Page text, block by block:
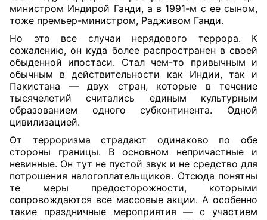
министром Индирой Ганди, а в 1991-м с ее сыном,
тоже премьер-министром, Радживом Ганди.
Но это все случаи нерядового террора. К
сожалению, он куда более распространен в своей
обыденной ипостаси. Стал чем-то привычным и
обычным в действительности как Индии, так и
Пакистана — двух стран, которые в течение
тысячелетий считались единым культурным
образованием одного субконтинента. Одной
цивилизацией.
От терроризма страдают одинаково по обе
стороны границы. В основном непричастные и
невинные. Он тут не пустой звук и не средство для
потрошения налогоплательщиков. Отсюда понятны
те меры предосторожности, которыми
сопровождаются все массовые акции. А особенно
такие праздничные мероприятия — с участием